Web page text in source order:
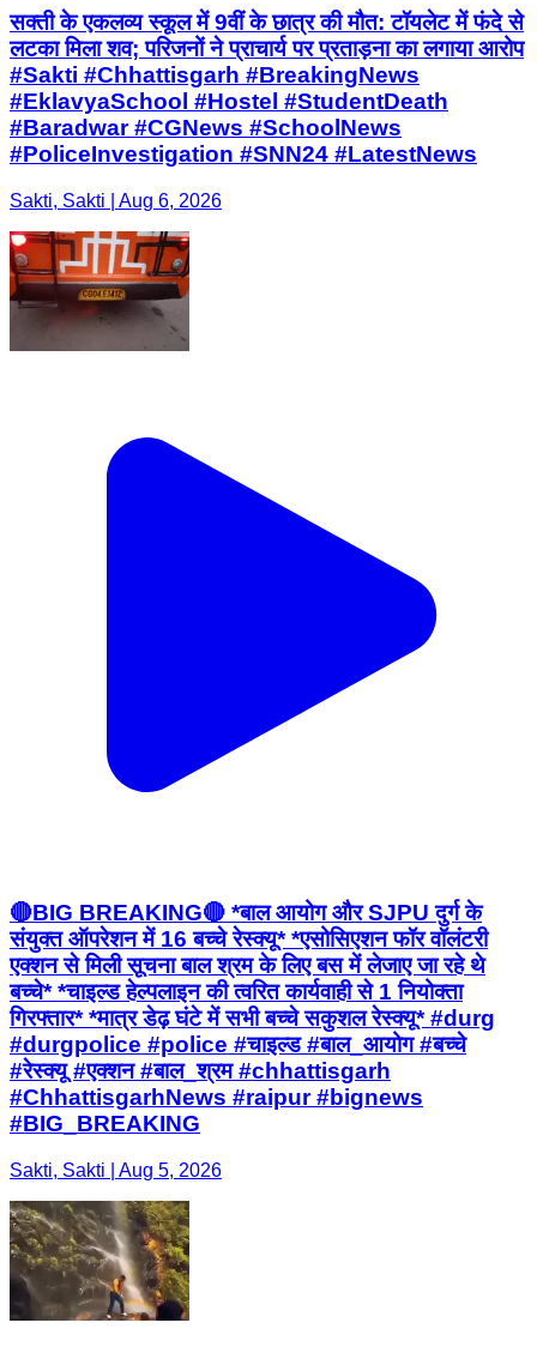
सक्ती के एकलव्य स्कूल में 9वीं के छात्र की मौत: टॉयलेट में फंदे से
लटका मिला शव; परिजनों ने प्राचार्य पर प्रताड़ना का लगाया आरोप
#Sakti #Chhattisgarh #BreakingNews
#EklavyaSchool #Hostel #StudentDeath
#Baradwar #CGNews #SchoolNews
#PoliceInvestigation #SNN24 #LatestNews
Sakti, Sakti | Aug 6, 2026
🔴BIG BREAKING🔴 *बाल आयोग और SJPU दुर्ग के
संयुक्त ऑपरेशन में 16 बच्चे रेस्क्यू* *एसोसिएशन फॉर वॉलंटरी
एक्शन से मिली सूचना बाल श्रम के लिए बस में लेजाए जा रहे थे
बच्चे* *चाइल्ड हेल्पलाइन की त्वरित कार्यवाही से 1 नियोक्ता
गिरफ्तार* *मात्र डेढ़ घंटे में सभी बच्चे सकुशल रेस्क्यू* #durg
#durgpolice #police #चाइल्ड #बाल_आयोग #बच्चे
#रेस्क्यू #एक्शन #बाल_श्रम #chhattisgarh
#ChhattisgarhNews #raipur #bignews
#BIG_BREAKING
Sakti, Sakti | Aug 5, 2026